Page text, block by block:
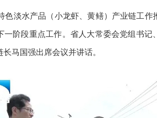
色淡水产品（小龙虾、黄鳝）产业链工
一阶段重点工作。省人大常委会党组书
马国强出席会议并讲话。